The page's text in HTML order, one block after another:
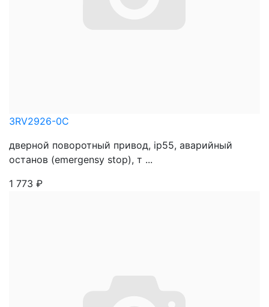
3RV2926-0C
дверной поворотный привод, ip55, аварийный
останов (emergensy stop), т ...
1 773 ₽